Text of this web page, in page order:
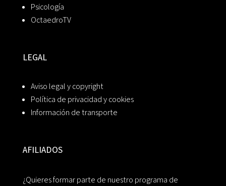
Psicología
OctaedroTV
LEGAL
Aviso legal y copyright
Política de privacidad y cookies
Información de transporte
AFILIADOS
¿Quieres formar parte de nuestro programa de